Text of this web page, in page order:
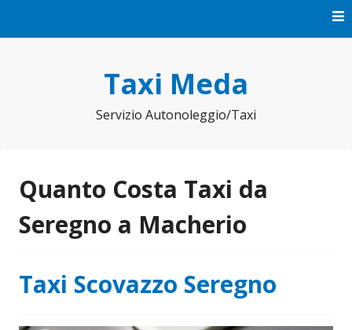
Taxi Meda
Servizio Autonoleggio/Taxi
Quanto Costa Taxi da
Seregno a Macherio
Taxi Scovazzo Seregno